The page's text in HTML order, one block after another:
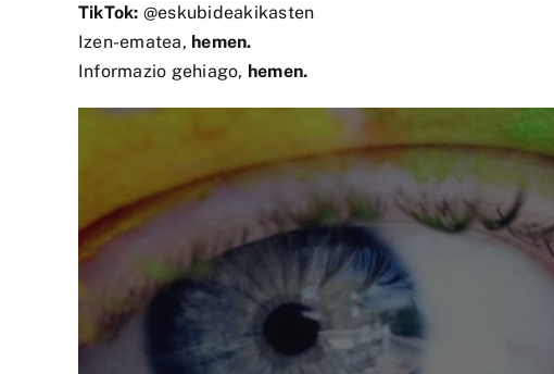
TikTok: @eskubideakikasten
Izen-ematea, hemen.
Informazio gehiago, hemen.